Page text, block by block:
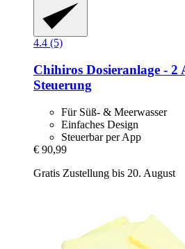
4.4 (5)
Chihiros Dosieranlage -​ 2
Steuerung
Für Süß- & Meerwasser
Einfaches Design
Steuerbar per App
€ 90,99
Gratis Zustellung bis 20. August